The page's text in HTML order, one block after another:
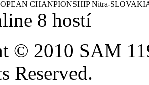
8 hostí
© 2010 SAM
Reserved.